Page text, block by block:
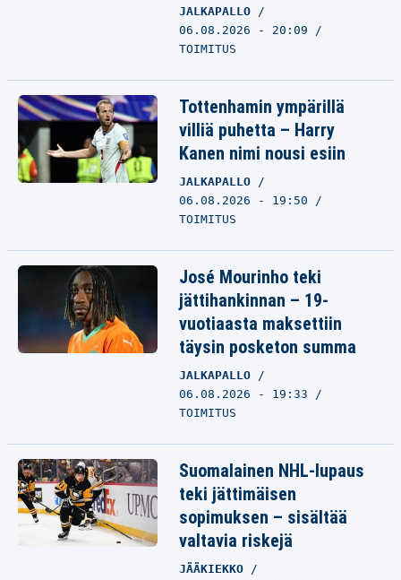
JALKAPALLO
06.08.2026 - 20:09
TOIMITUS
Tottenhamin ympärillä
villiä puhetta – Harry
Kanen nimi nousi esiin
JALKAPALLO
06.08.2026 - 19:50
TOIMITUS
José Mourinho teki
jättihankinnan – 19-
vuotiaasta maksettiin
täysin posketon summa
JALKAPALLO
06.08.2026 - 19:33
TOIMITUS
Suomalainen NHL-lupaus
teki jättimäisen
sopimuksen – sisältää
valtavia riskejä
JÄÄKIEKKO